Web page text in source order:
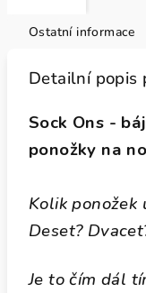
Ostatní informace
Detailní popis
Sock Ons -
ponožky na
Kolik ponožek
Deset?
Je to čím dál